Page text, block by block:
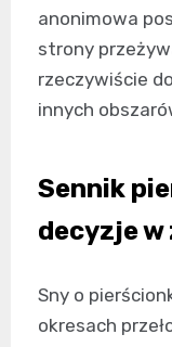
anonimowa
strony
rzeczywiście
innych
Sennik
decyzje w
Sny o
okresach